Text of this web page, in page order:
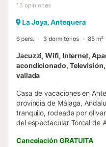
13 opiniones
La Joya, Antequera
6 pers. 3 dormitorios 85 m²
Jacuzzi, Wifi, Internet,
acondicionado,
vallada
Casa de vacaciones en
provincia de Málaga,
tranquilo, rodeada por
del espectacular Torcal de
para pasar unas
Cancelación GRATUITA